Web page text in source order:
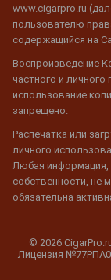
www.cigarpro.ru
пользователю
содержащийся на
Воспроизведение
частного и
использование
запрещено.
Распечатка или
личного
Любая информация,
собственности, не
обязательна
© 2026
Лицензия